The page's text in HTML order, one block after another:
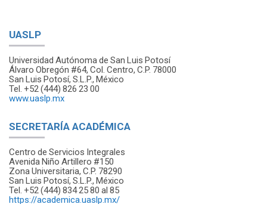
UASLP
Universidad Autónoma de San Luis Potosí
Álvaro Obregón #64, Col. Centro, C.P. 78000
San Luis Potosí, S.L.P., México
Tel. +52 (444) 826 23 00
www.uaslp.mx
SECRETARÍA ACADÉMICA
Centro de Servicios Integrales
Avenida Niño Artillero #150
Zona Universitaria, C.P. 78290
San Luis Potosí, S.L.P., México
Tel. +52 (444) 834 25 80 al 85
https://academica.uaslp.mx/